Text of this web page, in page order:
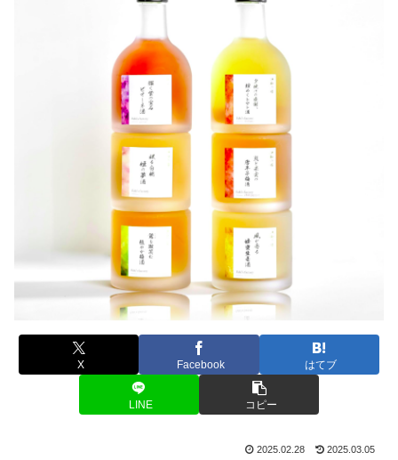
X Facebook はてブ
LINE コピー
2025.02.28 2025.03.05